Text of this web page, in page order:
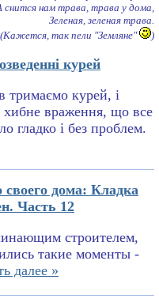
снится нам трава, трава у дома,
Зеленая, зеленая трава.
(Кажется, так пели "Земляне"
)
курей
тримаємо курей, і
хибне враження, що все
гладко і без проблем.
своего дома: Кладка
Часть 12
строителем,
такие моменты -
далее »